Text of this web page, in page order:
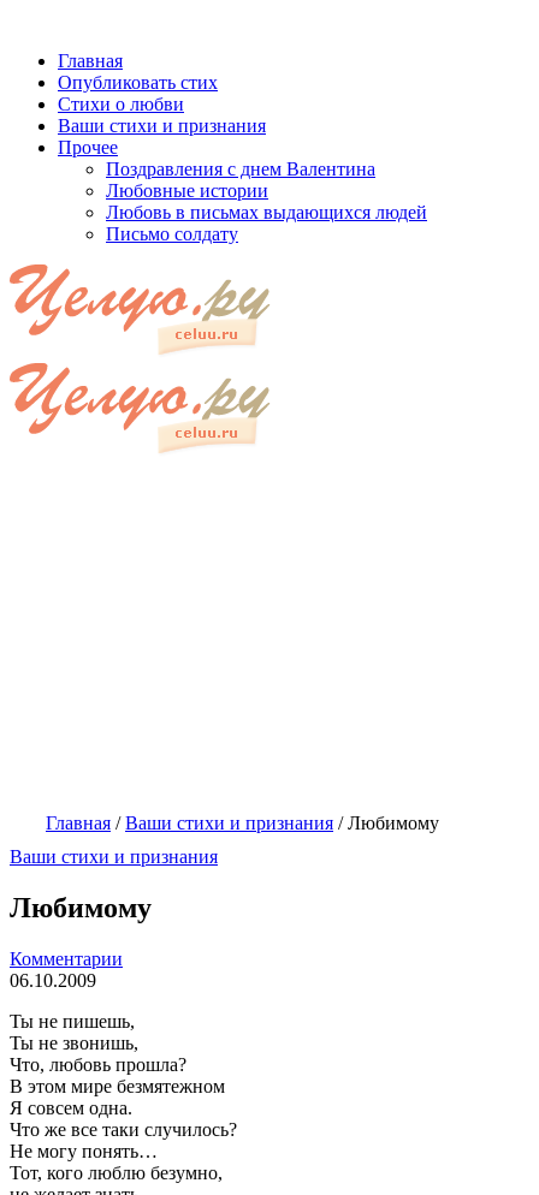
Главная
Опубликовать стих
Стихи о любви
Ваши стихи и признания
Прочее
Поздравления с днем Валентина
Любовные истории
Любовь в письмах выдающихся людей
Письмо солдату
Главная /Ваши стихи и признания /Любимому
Ваши стихи и признания
Любимому
Комментарии
06.10.2009
Ты не пишешь,
Ты не звонишь,
Что, любовь прошла?
В этом мире безмятежном
Я совсем одна.
Что же все таки случилось?
Не могу понять…
Тот, кого люблю безумно,